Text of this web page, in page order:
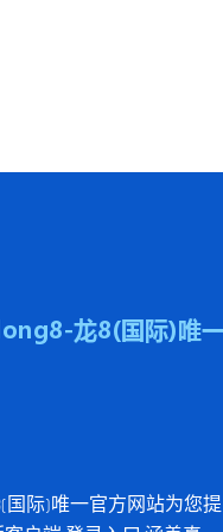
国际)唯一官方网站为您提